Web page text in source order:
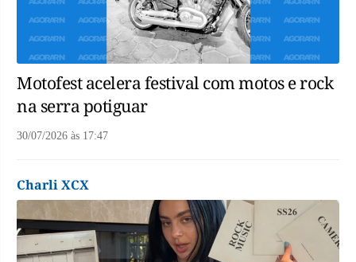
Motofest acelera festival com motos e rock
na serra potiguar
30/07/2026 às 17:47
Charli XCX